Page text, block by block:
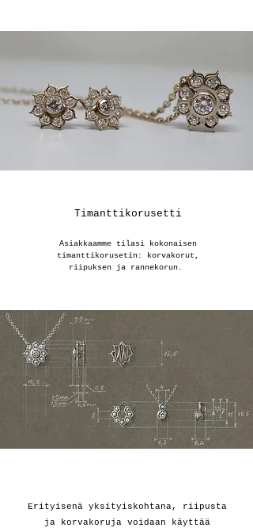
Timanttikorusetti
Asiakkaamme tilasi kokonaisen
timanttikorusetin: korvakorut,
riipuksen ja rannekorun.
Erityisenä yksityiskohtana, riipusta
ja korvakoruja voidaan käyttää